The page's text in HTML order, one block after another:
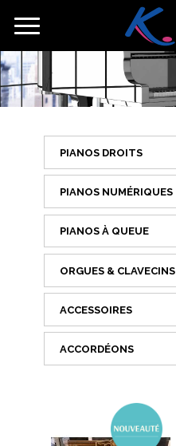
principal
Toggle
PIANOS DROITS
PIANOS NUMÉRIQUES
PIANOS À QUEUE
ORGUES & CLAVECINS
ACCESSOIRES
ACCORDÉONS